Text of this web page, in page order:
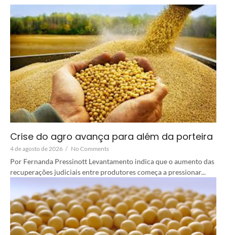
Crise do agro avança para além da porteira
4 de agosto de 2026 / No Comments
Por Fernanda Pressinott Levantamento indica que o aumento das
recuperações judiciais entre produtores começa a pressionar...